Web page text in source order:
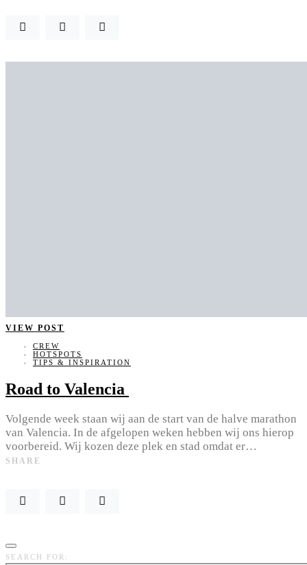
VIEW POST
CREW
HOTSPOTS
TIPS & INSPIRATION
Road to Valencia
Volgende week staan wij aan de start van de halve marathon
van Valencia. In de afgelopen weken hebben wij ons hierop
voorbereid. Wij kozen deze plek en stad omdat er…
SHARE
SEARCH FOR: